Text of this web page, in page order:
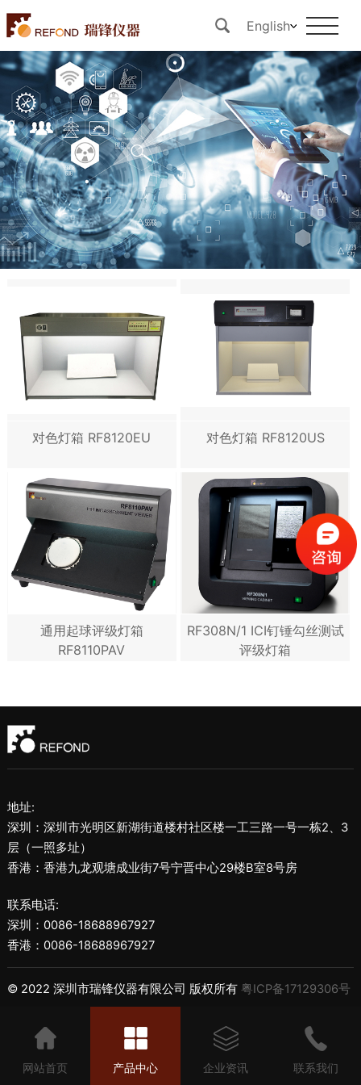
English
对色灯箱 RF8120EU 对色灯箱 RF8120US
通用起球评级灯箱
RF8110PAV
RF308N/1 ICI钉锤勾丝测试
评级灯箱
地址:
深圳：深圳市光明区新湖街道楼村社区楼一工三路一号一栋2、3
层（一照多址）
香港：香港九龙观塘成业街7号宁晋中心29楼B室8号房
联系电话:
深圳：0086-18688967927
香港：0086-18688967927
© 2022 深圳市瑞锋仪器有限公司 版权所有 粤ICP备17129306号
网站首页 产品中心 企业资讯 联系我们